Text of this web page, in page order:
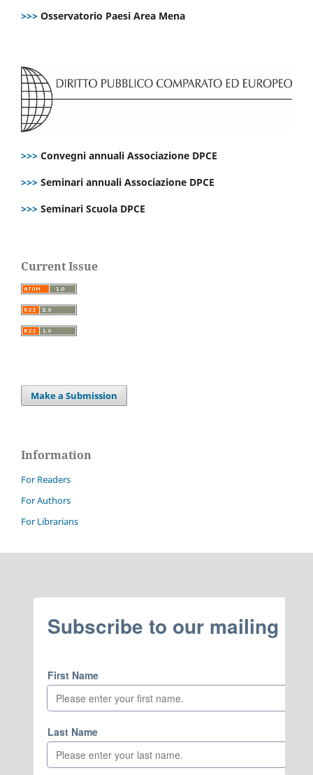
>>> Osservatorio Paesi Area Mena
>>> Convegni annuali Associazione DPCE
>>> Seminari annuali Associazione DPCE
>>> Seminari Scuola DPCE
Current Issue
Make a Submission
Information
For Readers
For Authors
For Librarians